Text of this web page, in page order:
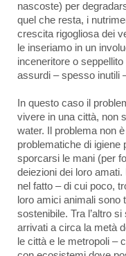
nascoste) per
quel che resta, i
crescita rigogliosa dei
le inseriamo in un
inceneritore o
assurdi – spesso inutili
In questo caso il
vivere in una città, non
water. Il problema non
problematiche di igiene
sporcarsi le mani (per
deiezioni dei loro
nel fatto – di cui poco,
loro amici animali sono
sostenibile. Tra l’altro
arrivati a circa la metà
le città e le metropoli –